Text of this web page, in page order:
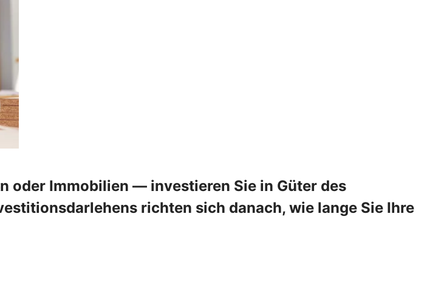
oder Immobilien — investieren Sie in Güter des
richten sich danach, wie lange Sie Ihre